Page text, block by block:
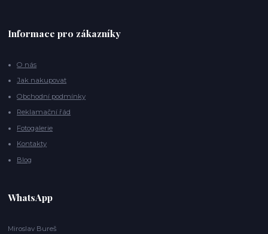
Informace pro zákazníky
O nás
Jak nakupovat
Obchodní podmínky
Reklamační řád
Fotogalerie
Kontakty
Blog
WhatsApp
Miroslav Bureš